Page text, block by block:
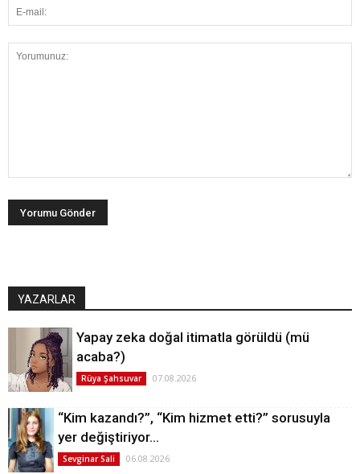
YAZARLAR
Yapay zeka doğal itimatla görüldü (mü
acaba?)
Rüya Şahsuvar 07.08.2026
“Kim kazandı?”, “Kim hizmet etti?” sorusuyla
yer değiştiriyor…
Sevginar Sali 06.08.2026